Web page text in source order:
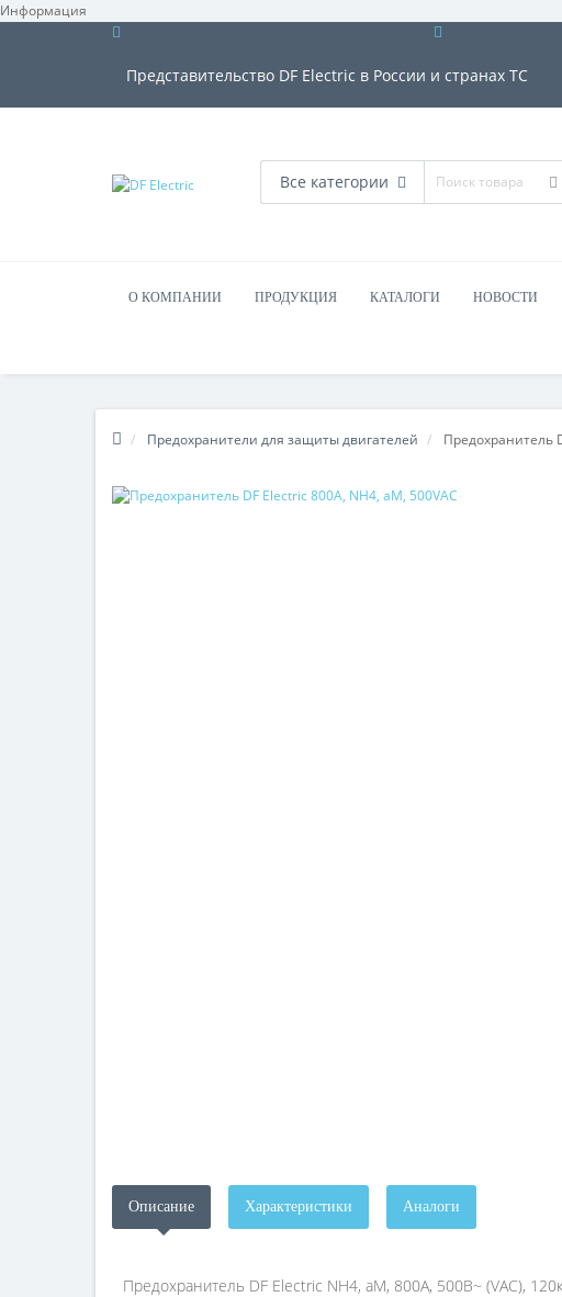
Информация
Представительство DF Electric в России и странах ТС
Все категории
О КОМПАНИИ ПРОДУКЦИЯ КАТАЛОГИ НОВОСТИ
Предохранители для защиты двигателей Предохранитель
Описание Характеристики Аналоги
Предохранитель DF Electric NH4, aM, 800A, 500B~ (VAC),